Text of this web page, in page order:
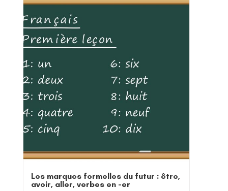
Les marques formelles du futur : être,
avoir, aller, verbes en -er